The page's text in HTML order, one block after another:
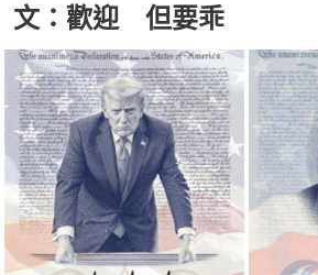
文：歡迎 但要乖